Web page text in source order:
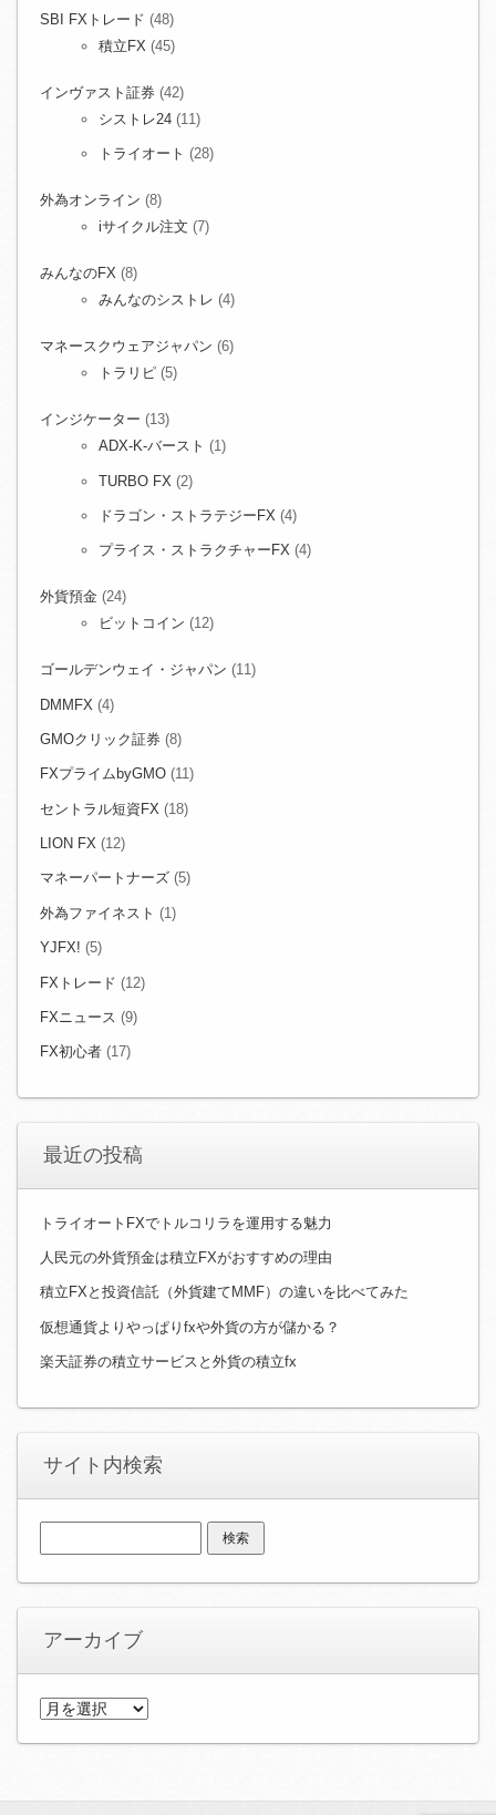
SBI FXトレード (48)
積立FX (45)
インヴァスト証券 (42)
シストレ24 (11)
トライオート (28)
外為オンライン (8)
iサイクル注文 (7)
みんなのFX (8)
みんなのシストレ (4)
マネースクウェアジャパン (6)
トラリピ (5)
インジケーター (13)
ADX-K-バースト (1)
TURBO FX (2)
ドラゴン・ストラテジーFX (4)
プライス・ストラクチャーFX (4)
外貨預金 (24)
ビットコイン (12)
ゴールデンウェイ・ジャパン (11)
DMMFX (4)
GMOクリック証券 (8)
FXプライムbyGMO (11)
セントラル短資FX (18)
LION FX (12)
マネーパートナーズ (5)
外為ファイネスト (1)
YJFX! (5)
FXトレード (12)
FXニュース (9)
FX初心者 (17)
最近の投稿
トライオートFXでトルコリラを運用する魅力
人民元の外貨預金は積立FXがおすすめの理由
積立FXと投資信託（外貨建てMMF）の違いを比べてみた
仮想通貨よりやっぱりfxや外貨の方が儲かる？
楽天証券の積立サービスと外貨の積立fx
サイト内検索
索:
アーカイブ
ア
ブ